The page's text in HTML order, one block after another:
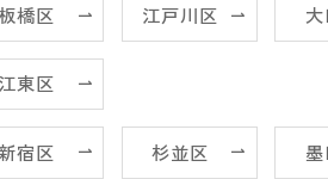
橋区 江戸川区
江東区
新宿区 杉並区